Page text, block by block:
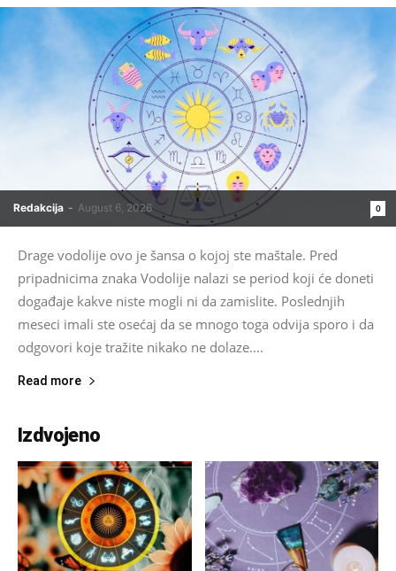
Redakcija - August 6, 2026 0
Drage vodolije ovo je šansa o kojoj ste maštale. Pred
pripadnicima znaka Vodolije nalazi se period koji će doneti
događaje kakve niste mogli ni da zamislite. Poslednjih
meseci imali ste osećaj da se mnogo toga odvija sporo i da
odgovori koje tražite nikako ne dolaze....
Read more
Izdvojeno